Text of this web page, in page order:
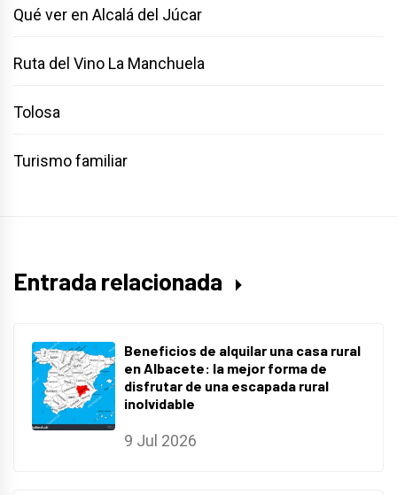
Qué ver en Alcalá del Júcar
Ruta del Vino La Manchuela
Tolosa
Turismo familiar
Entrada relacionada
Beneficios de alquilar una casa rural
en Albacete: la mejor forma de
disfrutar de una escapada rural
inolvidable
9 Jul 2026